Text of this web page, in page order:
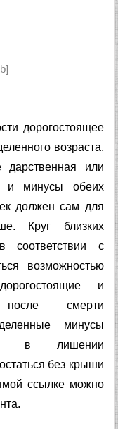
дорогостоящее
возраста,
или
и минусы обеих
должен сам для
Круг близких
соответствии с
возможностью
и
после смерти
минусы
в лишении
без крыши
ссылке можно